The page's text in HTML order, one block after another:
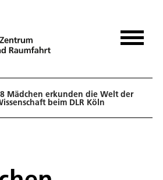
Mädchen erkunden die Welt der
beim DLR Köln